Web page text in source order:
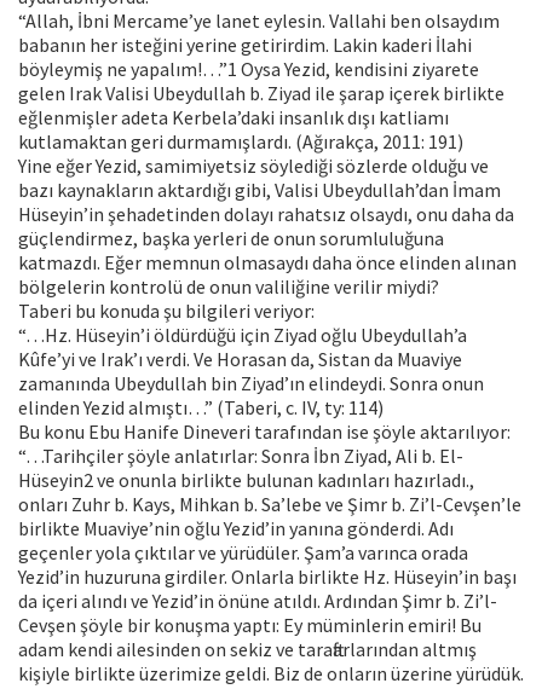
“Allah, İbni Mercame’ye lanet eylesin. Vallahi ben olsaydım
babanın her isteğini yerine getirirdim. Lakin kaderi İlahi
böyleymiş ne yapalım!…”1 Oysa Yezid, kendisini ziyarete
gelen Irak Valisi Ubeydullah b. Ziyad ile şarap içerek birlikte
eğlenmişler adeta Kerbela’daki insanlık dışı katliamı
kutlamaktan geri durmamışlardı. (Ağırakça, 2011: 191)
Yine eğer Yezid, samimiyetsiz söylediği sözlerde olduğu ve
bazı kaynakların aktardığı gibi, Valisi Ubeydullah’dan İmam
Hüseyin’in şehadetinden dolayı rahatsız olsaydı, onu daha da
güçlendirmez, başka yerleri de onun sorumluluğuna
katmazdı. Eğer memnun olmasaydı daha önce elinden alınan
bölgelerin kontrolü de onun valiliğine verilir miydi?
Taberi bu konuda şu bilgileri veriyor:
“…Hz. Hüseyin’i öldürdüğü için Ziyad oğlu Ubeydullah’a
Kûfe’yi ve Irak’ı verdi. Ve Horasan da, Sistan da Muaviye
zamanında Ubeydullah bin Ziyad’ın elindeydi. Sonra onun
elinden Yezid almıştı…” (Taberi, c. IV, ty: 114)
Bu konu Ebu Hanife Dineveri tarafından ise şöyle aktarılıyor:
“…Tarihçiler şöyle anlatırlar: Sonra İbn Ziyad, Ali b. El-
Hüseyin2 ve onunla birlikte bulunan kadınları hazırladı.,
onları Zuhr b. Kays, Mihkan b. Sa’lebe ve Şimr b. Zi’l-Cevşen’le
birlikte Muaviye’nin oğlu Yezid’in yanına gönderdi. Adı
geçenler yola çıktılar ve yürüdüler. Şam’a varınca orada
Yezid’in huzuruna girdiler. Onlarla birlikte Hz. Hüseyin’in başı
da içeri alındı ve Yezid’in önüne atıldı. Ardından Şimr b. Zi’l-
Cevşen şöyle bir konuşma yaptı: Ey müminlerin emiri! Bu
adam kendi ailesinden on sekiz ve taraftarlarından altmış
kişiyle birlikte üzerimize geldi. Biz de onların üzerine yürüdük.